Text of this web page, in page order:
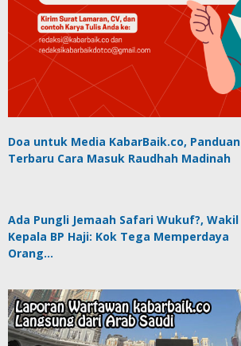
Doa untuk Media KabarBaik.co, Panduan
Terbaru Cara Masuk Raudhah Madinah
Ada Pungli Jemaah Safari Wukuf?, Wakil
Kepala BP Haji: Kok Tega Memperdaya
Orang…